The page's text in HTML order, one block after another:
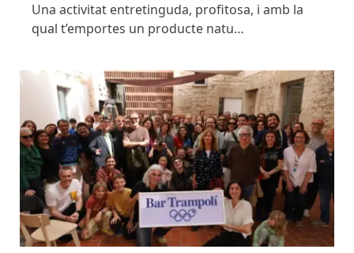
Una activitat entretinguda, profitosa, i amb la
qual t’emportes un producte natu…